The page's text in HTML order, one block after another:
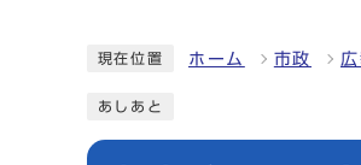
現在位置 ホーム 市政
あしあと